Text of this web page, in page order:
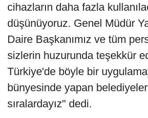
cihazların daha fazla
düşünüyoruz. Genel Müdür
Daire Başkanımız ve tüm
sizlerin huzurunda teşekkür
Türkiye'de böyle bir
bünyesinde yapan
sıralardayız" dedi.